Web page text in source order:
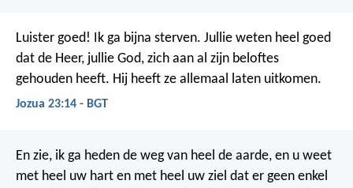
Luister goed! Ik ga bijna sterven. Jullie weten heel goed
dat de Heer, jullie God, zich aan al zijn beloftes
gehouden heeft. Hij heeft ze allemaal laten uitkomen.
Jozua 23:14 - BGT
En zie, ik ga heden de weg van heel de aarde, en u weet
met heel uw hart en met heel uw ziel dat er geen enkel